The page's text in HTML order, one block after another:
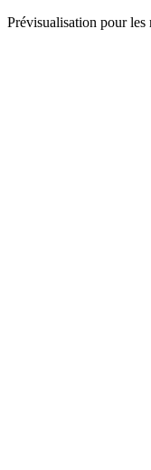
Prévisualisation pour